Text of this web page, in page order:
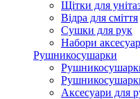
Щітки для
Відра для сміття
Сушки для рук
Набори
Рушникосушарки
Аксесуари для